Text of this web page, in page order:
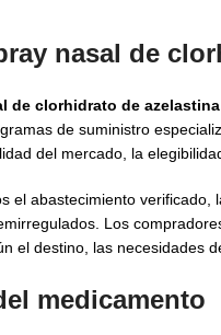
nasal de
de clorhidrato de
de suministro
del mercado, la
el abastecimiento
Los
el destino, las necesidades
medicamento